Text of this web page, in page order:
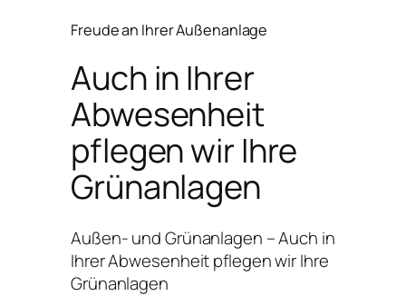
Freude an Ihrer Außenanlage
Auch in Ihrer
Abwesenheit
pflegen wir Ihre
Grünanlagen
Außen- und Grünanlagen – Auch in
Ihrer Abwesenheit pflegen wir Ihre
Grünanlagen